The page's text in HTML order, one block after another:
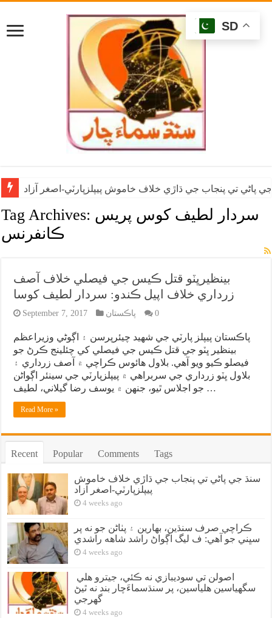
پاڻي تي پنجاب جي ڌاڙي خلاف خاموش پيپلزپارٽي-اصغر آزاد
Tag Archives: سردار لطيف کوس پريس
ڪانفرنس
بينظيرڀٽو قتل ڪيس جي فيصلي خلاف آصف
زرداري خلاف اپيل ڪندو: سردار لطيف کوسا
September 7, 2017 پاڪستان 0
پاڪستان پيپلز پارٽي جي شهيد چيئرپرسن ۽ اڳوڻي وزيراعظم
بينظير ڀٽو جي قتل ڪيس جي فيصلي کي چئلينج ڪرڻ جو
فيصلو ڪيو ويو آهي. بلاول هائوس ڪراچي ۾ آصف زرداري ۽
بلاول ڀٽو زرداري جي سربراهي ۾ پيپلزپارٽي جي سينئر اڳواڻن
جو اجلاس ٿيو، جنهن ۾ يوسف رضا گيلاني، لطيف …
Read More »
Recent Popular Comments Tags
سنڌ جي پاڻي تي پنجاب جي ڌاڙي خلاف خاموش
پيپلزپارٽي-اصغر آزاد
4 weeks ago
ڪراچي صرف سنڌين، بهارين ۽ پٺاڻن جو نه پر
سڀني جو آهي: ف ليگ اڳواڻ راشد شاهه راشدي
4 weeks ago
سگهياسين هلياسين، پر سنڌسماءَچار بند نه ٿيڻ
گهرجي
4 weeks ago
SD